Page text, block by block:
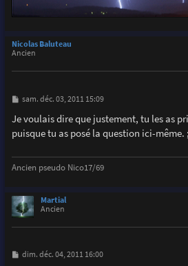
Nicolas Baluteau
Ancien
M
s
s
a
sam. déc. 03, 2011 15:09
Je voulais dire que justement, tu les as
puisque tu as posé la question ici-même.
Ancien pseudo Nico17/69
Martial
Ancien
M
dim. déc. 04, 2011 16:00